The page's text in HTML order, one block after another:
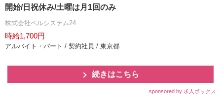
開始/日祝休み/土曜は月1回のみ
株式会社ベルシステム24
時給1,700円
アルバイト・パート / 契約社員 / 東京都
続きはこちら
sponsored by 求人ボックス